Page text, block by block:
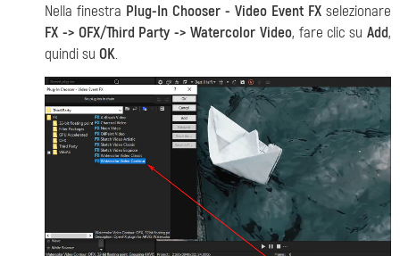
Nella finestra Plug-In Chooser - Video Event FX selezionare
FX -> OFX/Third Party -> Watercolor Video, fare clic suAdd,
quindi su OK.